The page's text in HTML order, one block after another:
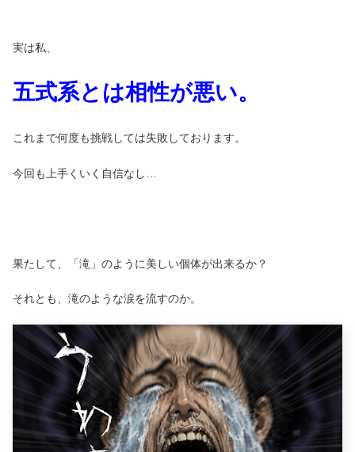
実は私、
五式系とは相性が悪い。
これまで何度も挑戦しては失敗しております。
今回も上手くいく自信なし…
果たして、「滝」のように美しい個体が出来るか？
それとも、滝のような涙を流すのか。